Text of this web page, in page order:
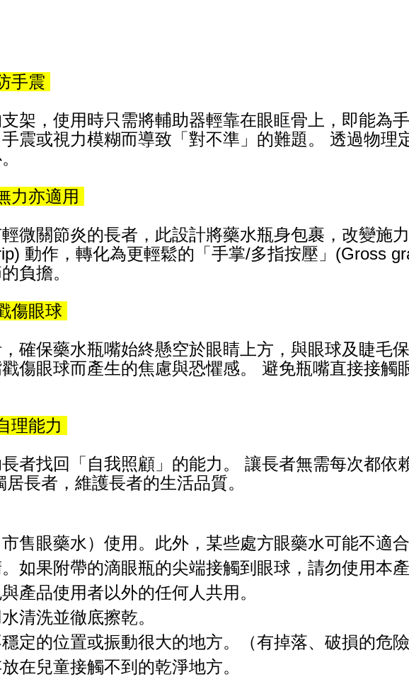
手震
架，使用時只需將輔助器輕靠在眼眶骨上，即能為
震或視力模糊而導致「對不準」的難題。 透過物理
力亦適用
微關節炎的長者，此設計將藥水瓶身包裹，改變施
動作，轉化為更輕鬆的「手掌/多指按壓」(Gross
負擔。
傷眼球
確保藥水瓶嘴始終懸空於眼睛上方，與眼球及睫毛
傷眼球而產生的焦慮與恐懼感。 避免瓶嘴直接接觸
理能力
者找回「自我照顧」的能力。 讓長者無需每次都依
長者，維護長者的生活品質。
售眼藥水）使用。此外，某些處方眼藥水可能不適
如果附帶的滴眼瓶的尖端接觸到眼球，請勿使用本
產品使用者以外的任何人共用。
清洗並徹底擦乾。
定的位置或振動很大的地方。（有掉落、破損的危
在兒童接觸不到的乾淨地方。